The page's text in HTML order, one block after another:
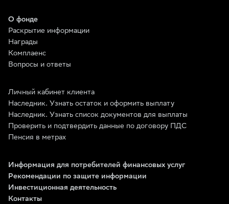
О фонде
Раскрытие информации
Награды
Комплаенс
Вопросы и ответы
Личный кабинет клиента
Наследник. Узнать остаток и оформить выплату
Наследник. Узнать список документов для выплаты
Проверить и подтвердить данные по договору ПДС
Пенсия в метрах
Информация для потребителей финансовых услуг
Рекомендации по защите информации
Инвестиционная деятельность
Контакты